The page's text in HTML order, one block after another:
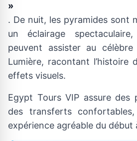
»
. De nuit, les pyramides sont
un éclairage
peuvent assister au
Lumière, racontant l’histoire
effets visuels.
Egypt Tours VIP assure des
des transferts
expérience agréable du début